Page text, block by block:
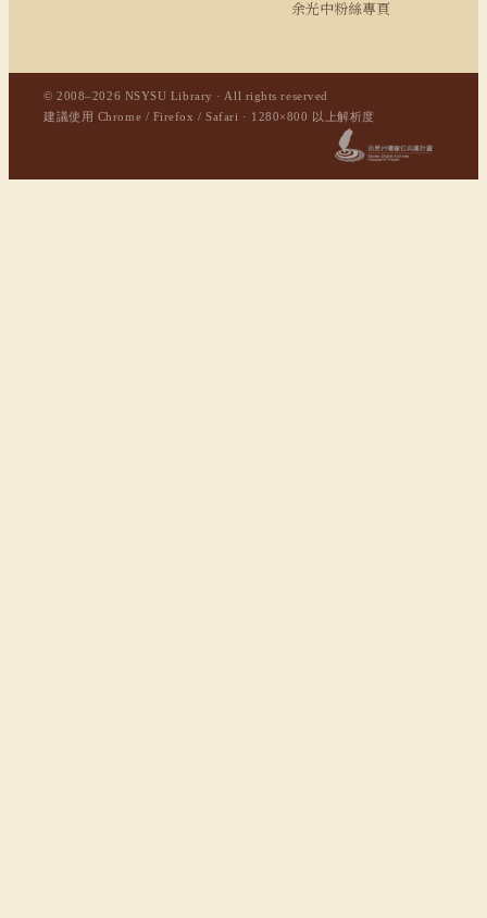
余光中粉絲專頁
© 2008–2026 NSYSU Library · All rights reserved
建議使用 Chrome / Firefox / Safari · 1280×800 以上解析度